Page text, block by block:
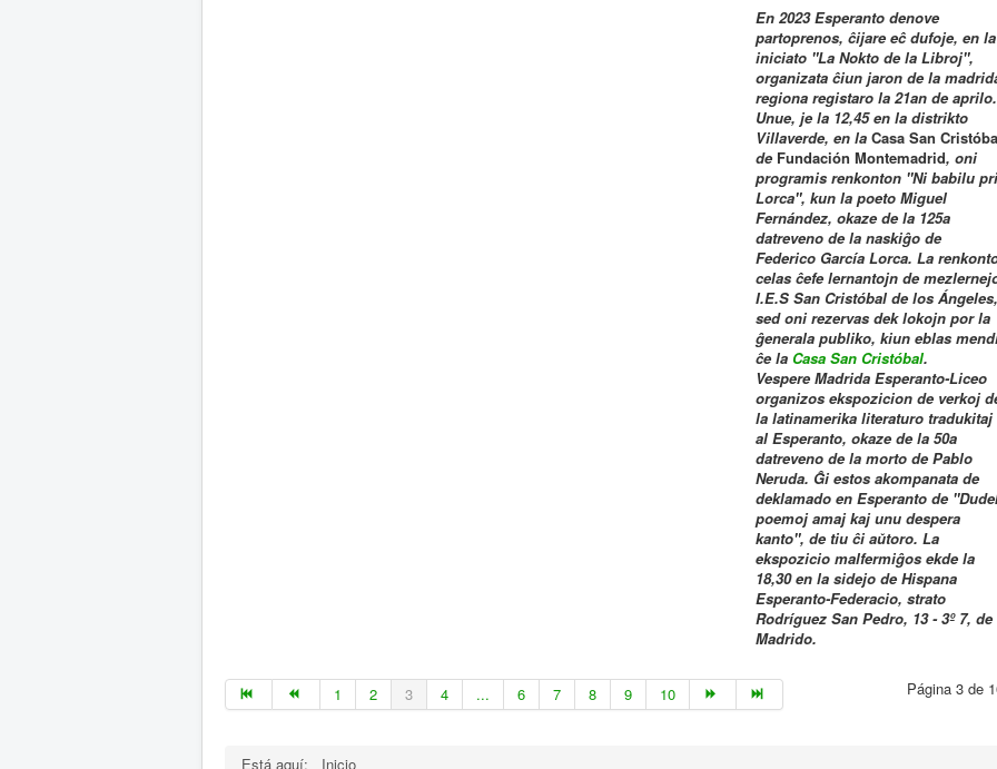
En 2023 Esperanto denove
partoprenos, ĉijare eĉ dufoje, en la
iniciato "La Nokto de la Libroj",
organizata ĉiun jaron de la
regiona registaro la 21an de aprilo.
Unue, je la 12,45 en la distrikto
Villaverde, en la Casa San
de Fundación Montemadrid, oni
programis renkonton "Ni babilu pri
Lorca", kun la poeto Miguel
Fernández, okaze de la 125a
datreveno de la naskiĝo de
Federico García Lorca. La
celas ĉefe lernantojn de
I.E.S San Cristóbal de los Ángeles,
sed oni rezervas dek lokojn por la
ĝenerala publiko, kiun eblas
ĉe la Casa San Cristóbal.
Vespere Madrida Esperanto-Liceo
organizos ekspozicion de verkoj
la latinamerika literaturo tradukitaj
al Esperanto, okaze de la 50a
datreveno de la morto de Pablo
Neruda. Ĝi estos akompanata de
deklamado en Esperanto de
poemoj amaj kaj unu despera
kanto", de tiu ĉi aŭtoro. La
ekspozicio malfermiĝos ekde la
18,30 en la sidejo de Hispana
Esperanto-Federacio, strato
Rodríguez San Pedro, 13 - 3º 7, de
Madrido.
Página 3 de
1 2 3 4 ... 6 7 8 9 10
Está aquí: Inicio